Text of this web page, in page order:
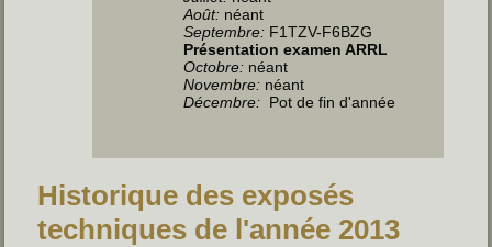
Août: néant
Septembre: F1TZV-F6BZG
Présentation examen ARRL
Octobre: néant
Novembre: néant
Décembre: Pot de fin d'année
Historique des exposés
techniques de l'année 2013